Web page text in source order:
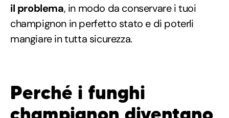
il problema, in modo da conservare i tuoi
champignon in perfetto stato e di poterli
mangiare in tutta sicurezza.
Perché i funghi